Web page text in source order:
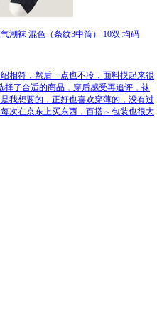
潮袜 混色（条纹3中筒） 10双 均码
相符，然后一点也不冷，面料摸起来很
择了合适的商品，穿后感受再追评，袜
我想要的，正好也喜欢穿薄的，没有过
次在京东上买东西，百搭～包装也很大